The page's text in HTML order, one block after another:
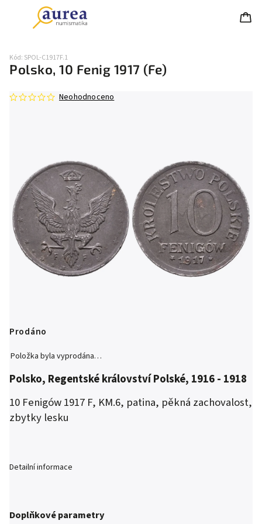
Polsko, 10 Fenig 1917 (Fe)
Kód: SPOL-C1917F.1
Neohodnoceno
Prodáno
Položka byla vyprodána…
Polsko, Regentské království Polské, 1916 - 1918
10 Fenigów 1917 F, KM.6, patina, pěkná zachovalost,
zbytky lesku
Detailní informace
Doplňkové parametry